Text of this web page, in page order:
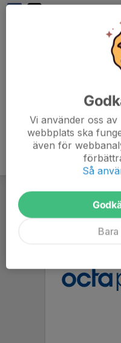
Vi använder oss
webbplats ska
även för
Så